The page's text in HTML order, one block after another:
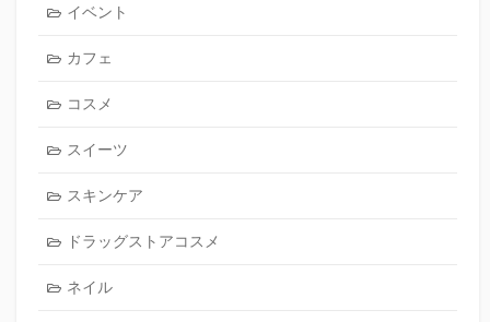
イベント
カフェ
コスメ
スイーツ
スキンケア
ドラッグストアコスメ
ネイル